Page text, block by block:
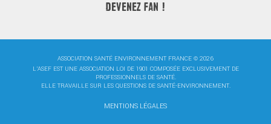
DEVENEZ FAN !
ASSOCIATION SANTÉ ENVIRONNEMENT FRANCE © 2026
L'ASEF EST UNE ASSOCIATION LOI DE 1901 COMPOSÉE EXCLUSIVEMENT DE
PROFESSIONNELS DE SANTÉ.
ELLE TRAVAILLE SUR LES QUESTIONS DE SANTÉ-ENVIRONNEMENT.
MENTIONS LÉGALES